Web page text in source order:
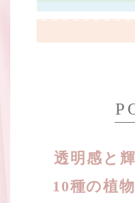
透明感と
10種の植